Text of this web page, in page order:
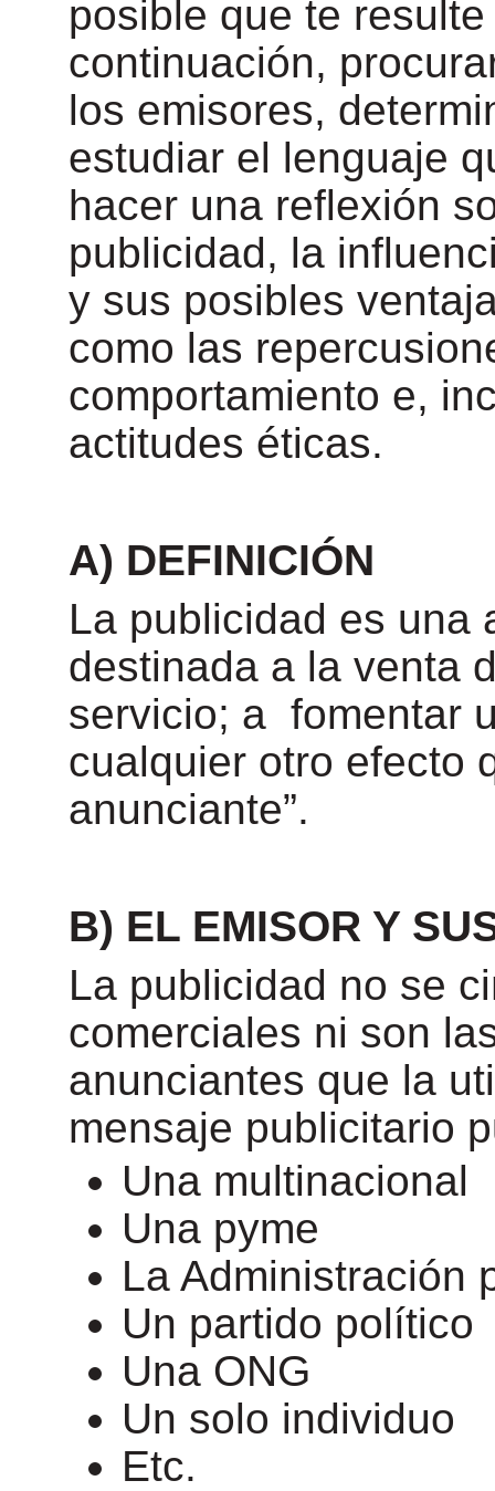
posible que te
continuación,
los emisores,
estudiar el lenguaje
hacer una reflexión
publicidad, la
y sus posibles
como las
comportamiento e,
actitudes éticas.
A) DEFINICIÓN
La publicidad es una
destinada a la venta
servicio; a fomentar
cualquier otro efecto
anunciante”.
B) EL EMISOR Y
La publicidad no se
comerciales ni son
anunciantes que la
mensaje publicitario
Una multinacional
Una pyme
La Administración
Un partido político
Una ONG
Un solo individuo
Etc.